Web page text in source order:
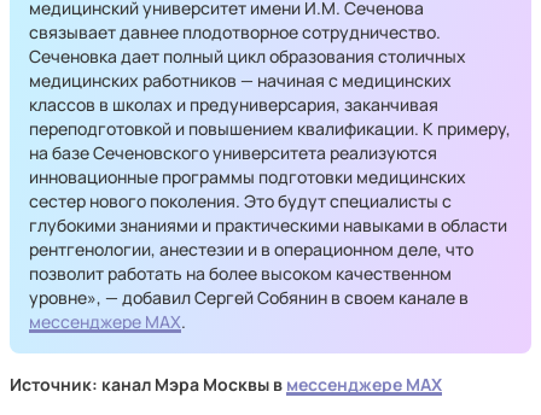
медицинский университет имени И.М. Сеченова
связывает давнее плодотворное сотрудничество.
Сеченовка дает полный цикл образования столичных
медицинских работников — начиная с медицинских
классов в школах и предуниверсария, заканчивая
переподготовкой и повышением квалификации. К примеру,
на базе Сеченовского университета реализуются
инновационные программы подготовки медицинских
сестер нового поколения. Это будут специалисты с
глубокими знаниями и практическими навыками в области
рентгенологии, анестезии и в операционном деле, что
позволит работать на более высоком качественном
уровне», — добавил Сергей Собянин в своем канале в
мессенджере MAX.
Источник: канал Мэра Москвы в мессенджере MAX